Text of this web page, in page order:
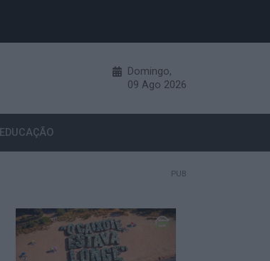
Domingo,
09 Ago 2026
EDUCAÇÃO
PUB